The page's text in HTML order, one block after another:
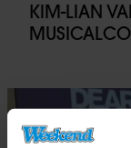
KIM-LIAN